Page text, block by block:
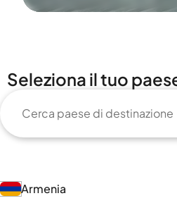
Seleziona il tuo
Armenia